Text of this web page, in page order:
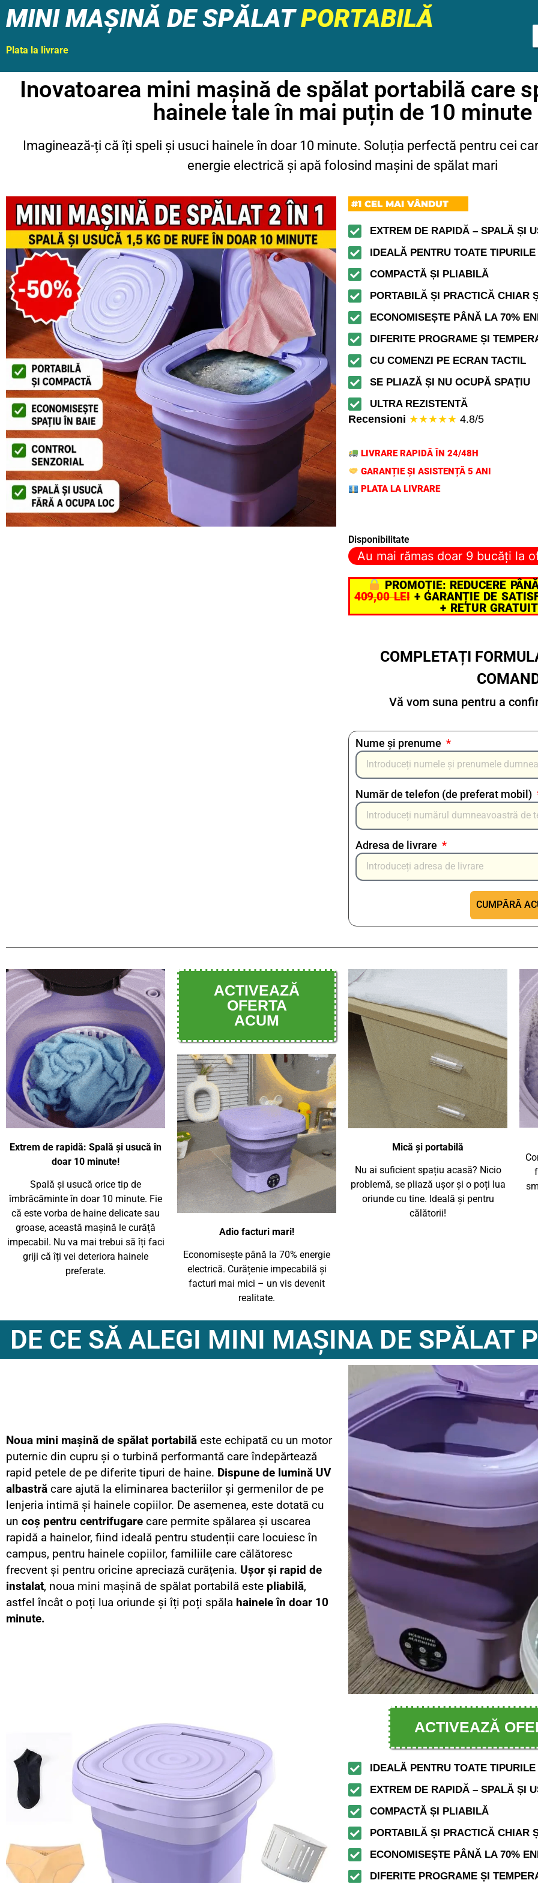
MINI MAȘINĂ DE SPĂLATPORTABILĂ
Plata la livrare
Inovatoarea mini mașină de spălat portabilă care
hainele tale în mai puțin de 10 minute
Imaginează-ți că îți speli și usuci hainele în doar 10 minute. Soluția perfectă pentru cei
energie electrică și apă folosind mașini de spălat mari
#1 CEL MAI VÂNDUT
EXTREM DE RAPIDĂ – SPALĂ ȘI
IDEALĂ PENTRU TOATE
COMPACTĂ ȘI PLIABILĂ
PORTABILĂ ȘI PRACTICĂ CHIAR
ECONOMISEȘTE PÂNĂ LA 70%
DIFERITE PROGRAME ȘI
CU COMENZI PE ECRAN TACTIL
SE PLIAZĂ ȘI NU OCUPĂ SPAȚIU
ULTRA REZISTENTĂ
Recensioni ★★★★★ 4.8/5
LIVRARE RAPIDĂ ÎN 24/48H
GARANȚIE ȘI ASISTENȚĂ 5 ANI
PLATA LA LIVRARE
Disponibilitate
Au mai rămas doar 9 bucăți la
PROMOȚIE: REDUCERE
409,00 LEI+ GARANȚIE DE
+ RETUR
COMPLETAȚI
Vă vom suna pentru a
Nume și prenume
Număr de telefon (de preferat mobil)
Adresa de livrare
CUMPĂRĂ
Extrem de rapidă: Spală și usucă în
doar 10 minute!
Spală și usucă orice tip de
îmbrăcăminte în doar 10 minute. Fie
că este vorba de haine delicate sau
groase, această mașină le curăță
impecabil. Nu va mai trebui să îți faci
griji că îți vei deteriora hainele
preferate.
ACTIVEAZĂ
OFERTA
ACUM
Adio facturi mari!
Economisește până la 70% energie
electrică. Curățenie impecabilă și
facturi mai mici – un vis devenit
realitate.
Mică și portabilă
Nu ai suficient spațiu acasă? Nicio
problemă, se pliază ușor și o poți lua
oriunde cu tine. Ideală și pentru
călătorii!
DE CE SĂ ALEGI MINI MAȘINA DE SPĂLAT
Noua mini mașină de spălat portabilă este echipată cu un motor
puternic din cupru și o turbină performantă care îndepărtează
rapid petele de pe diferite tipuri de haine. Dispune de lumină UV
albastră care ajută la eliminarea bacteriilor și germenilor de pe
lenjeria intimă și hainele copiilor. De asemenea, este dotată cu
un coș pentru centrifugare care permite spălarea și uscarea
rapidă a hainelor, fiind ideală pentru studenții care locuiesc în
campus, pentru hainele copiilor, familiile care călătoresc
frecvent și pentru oricine apreciază curățenia. Ușor și rapid de
instalat, noua mini mașină de spălat portabilă este pliabilă,
astfel încât o poți lua oriunde și îți poți spăla hainele în doar 10
minute.
ACTIVEAZĂ
IDEALĂ PENTRU TOATE
EXTREM DE RAPIDĂ – SPALĂ ȘI
COMPACTĂ ȘI PLIABILĂ
PORTABILĂ ȘI PRACTICĂ CHIAR
ECONOMISEȘTE PÂNĂ LA 70%
DIFERITE PROGRAME ȘI